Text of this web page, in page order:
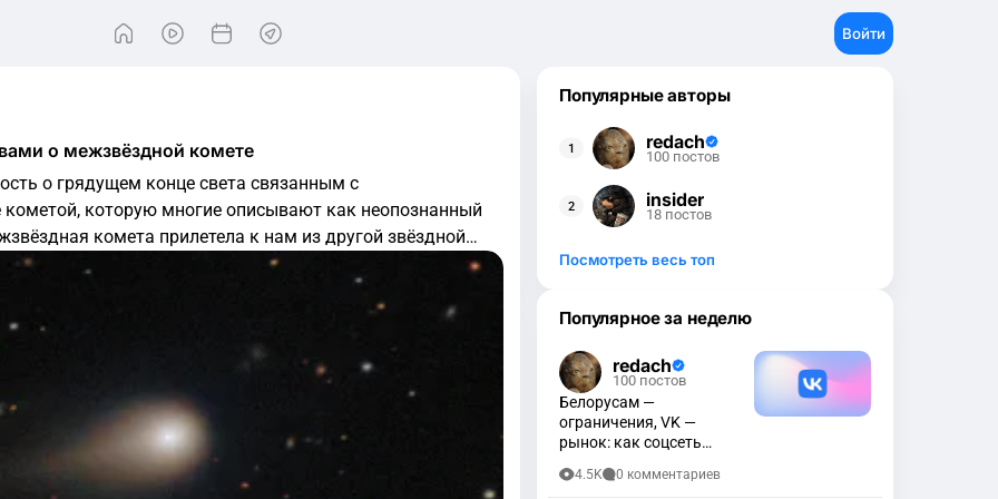
Войти
о межзвёздной комете
о грядущем конце света связанным с
которую многие описывают как неопознанный
комета прилетела к нам из другой звёздной
году на гавайской обсерватории ATLAS, ставшая
Популярные авторы
redach
100 постов
insider
18 постов
Посмотреть весь топ
Популярное за неделю
redach
100 постов
Белорусам —
ограничения, VK —
рынок: как соцсеть
4.5K 0 комментариев